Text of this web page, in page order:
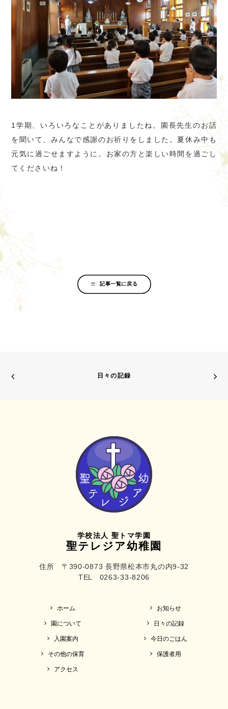
1学期、いろいろなことがありましたね。園長先生のお話
を聞いて、みんなで感謝のお祈りをしました。夏休み中も
元気に過ごせますように。お家の方と楽しい時間を過ごし
てくださいね！
記事一覧に戻る
日々の記録
学校法人 聖トマ学園
聖テレジア幼稚園
住所 〒390-0873 長野県松本市丸の内9-32
TEL 0263-33-8206
ホーム
園について
入園案内
その他の保育
アクセス
お知らせ
日々の記録
今日のごはん
保護者用